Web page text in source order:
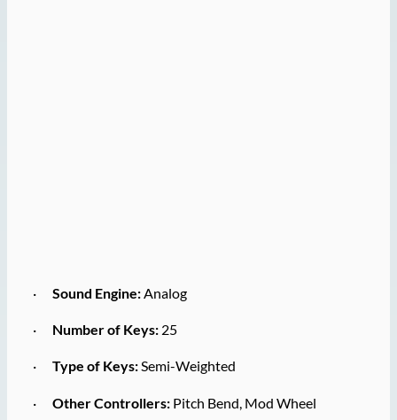
· Sound Engine:Analog
· Number of Keys:25
· Type of Keys:Semi-Weighted
· Other Controllers:Pitch Bend, Mod Wheel